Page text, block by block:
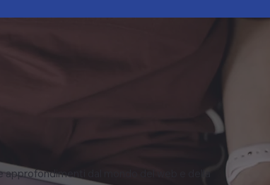
dal mondo del web e della